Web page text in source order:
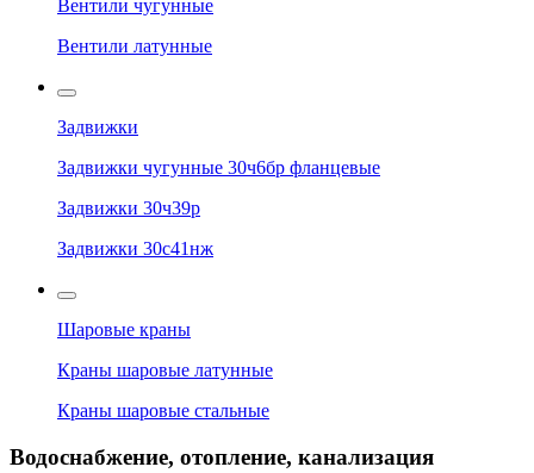
Вентили чугунные
Вентили латунные
Задвижки
Задвижки чугунные 30ч6бр фланцевые
Задвижки 30ч39р
Задвижки 30с41нж
Шаровые краны
Краны шаровые латунные
Краны шаровые стальные
Водоснабжение, отопление, канализация